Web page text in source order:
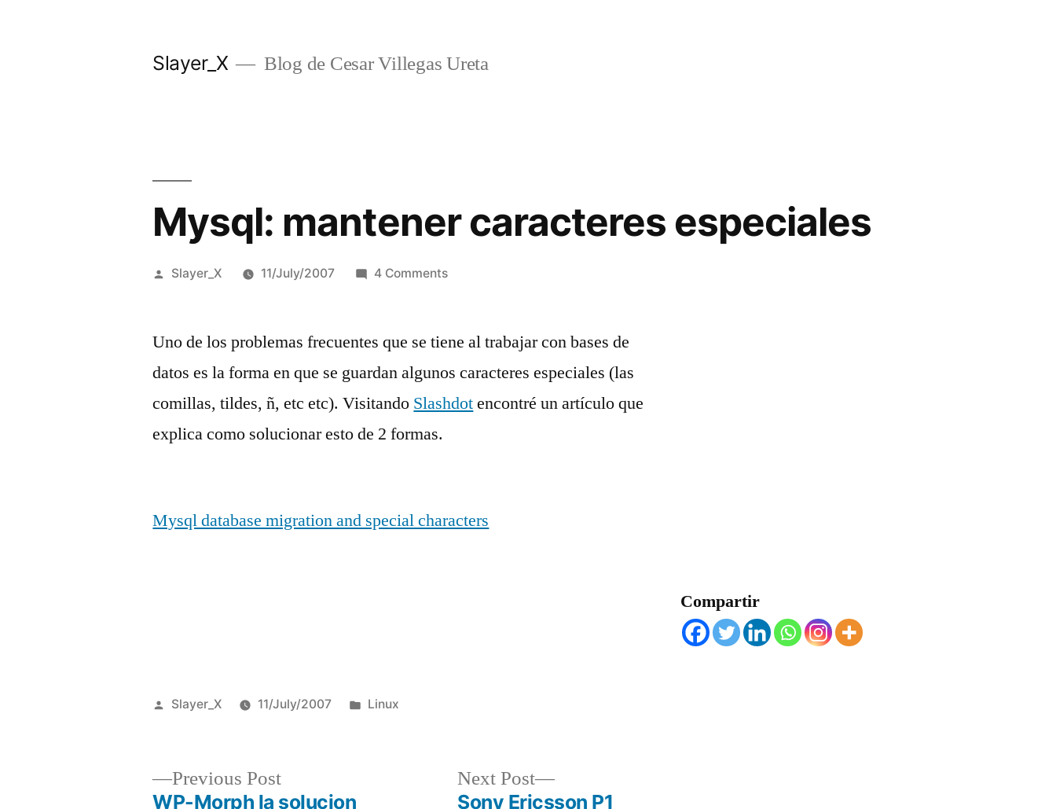
Slayer_X Blog de Cesar Villegas Ureta
Mysql: mantener caracteres especiales
Posted
Slayer_X 11/July/2007 4 Commentson
caracteres
Uno de los problemas frecuentes que se tiene al trabajar con bases de
datos es la forma en que se guardan algunos caracteres especiales (las
comillas, tildes, ñ, etc etc). Visitando Slashdotencontré un artículo que
explica como solucionar esto de 2 formas.
Mysql database migration and special characters
Compartir
Posted
Slayer_X 11/July/2007
Posted
Linux
Previous PostPrevious
post:
WP-Morph la solucion
Next Post
Next
post:
Sony Ericsson P1